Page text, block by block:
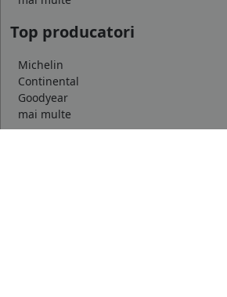
Top producatori
Michelin
Continental
Goodyear
mai multe